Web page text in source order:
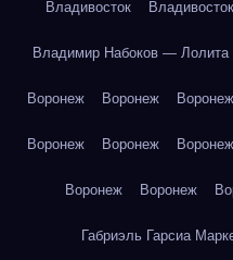
Владивосток Владивосток
Владимир Набоков — Лолита
Воронеж Воронеж Воронеж
Воронеж Воронеж Воронеж
Воронеж Воронеж
Габриэль Гарсиа